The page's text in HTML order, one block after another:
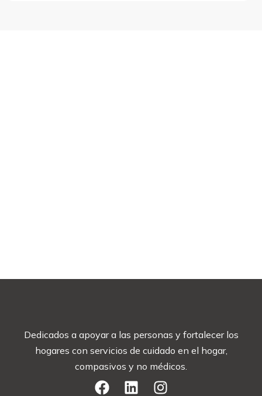
Dedicados a apoyar a las personas y fortalecer los
hogares con servicios de cuidado en el hogar,
compasivos y no médicos.
F
L
I